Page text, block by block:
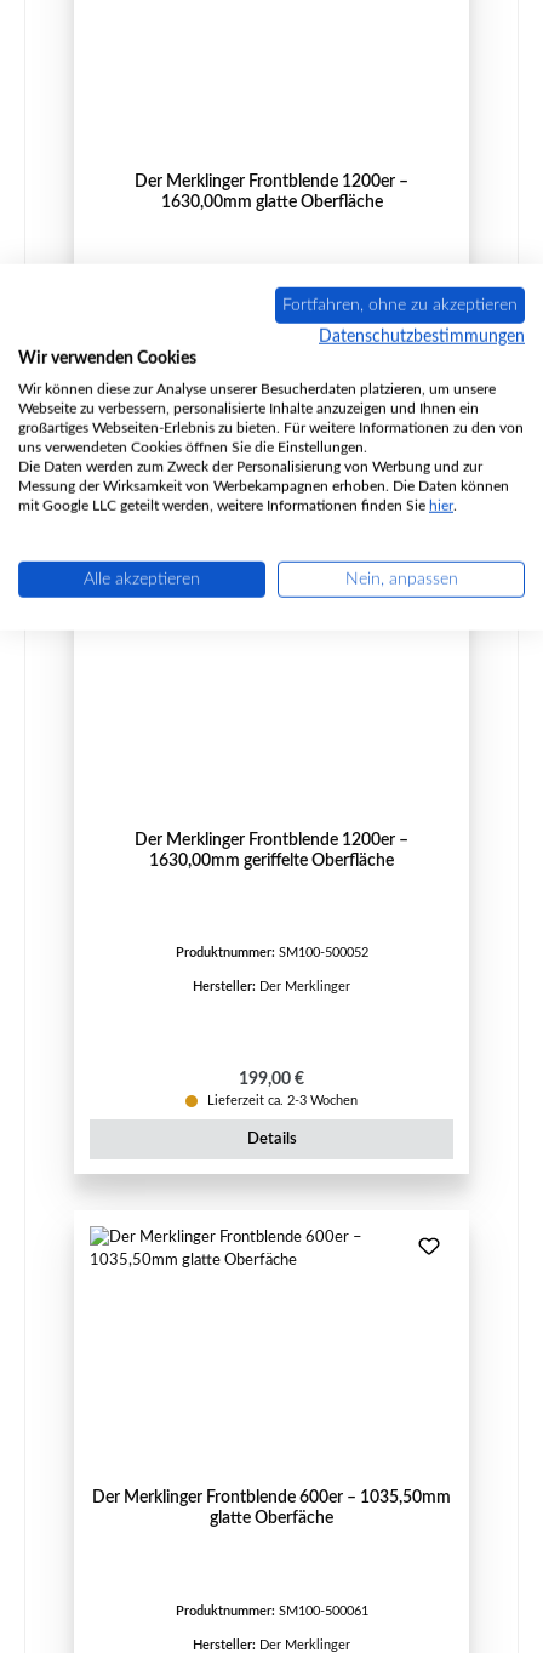
Der Merklinger Frontblende 1200er –
1630,00mm glatte Oberfläche
Produktnummer: SM100-500062
Der Merklinger
Regulärer Preis:
199,00 €
Lieferzeit ca. 2-3 Wochen
Details
Der Merklinger Frontblende 1200er –
1630,00mm geriffelte Oberfläche
Produktnummer: SM100-500052
Hersteller: Der Merklinger
Regulärer Preis:
199,00 €
Lieferzeit ca. 2-3 Wochen
Details
Der Merklinger Frontblende 600er – 1035,50mm
glatte Oberfäche
Produktnummer: SM100-500061
Hersteller: Der Merklinger
Fortfahren, ohne zu akzeptieren
Datenschutzbestimmungen
Wir verwenden Cookies
Wir können diese zur Analyse unserer Besucherdaten platzieren, um unsere
Webseite zu verbessern, personalisierte Inhalte anzuzeigen und Ihnen ein
großartiges Webseiten-Erlebnis zu bieten. Für weitere Informationen zu den von
uns verwendeten Cookies öffnen Sie die Einstellungen.
Die Daten werden zum Zweck der Personalisierung von Werbung und zur
Messung der Wirksamkeit von Werbekampagnen erhoben. Die Daten können
mit Google LLC geteilt werden, weitere Informationen finden Sie hier.
Alle akzeptieren Nein, anpassen